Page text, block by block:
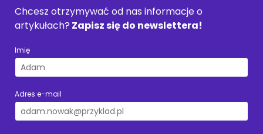
Chcesz otrzymywać od nas informacje o
artykułach? Zapisz się do newslettera!
Imię
Adres e-mail